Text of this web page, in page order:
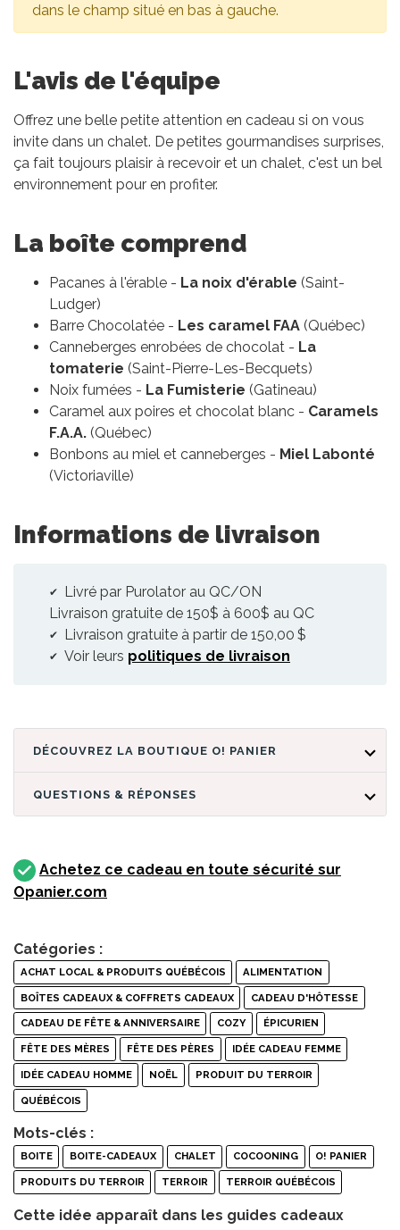
dans le champ situé en bas à gauche.
L'avis de l'équipe
Offrez une belle petite attention en cadeau si on vous
invite dans un chalet. De petites gourmandises surprises,
ça fait toujours plaisir à recevoir et un chalet, c'est un bel
environnement pour en profiter.
La boîte comprend
Pacanes à l'érable - La noix d'érable (Saint-
Ludger)
Barre Chocolatée - Les caramel FAA (Québec)
Canneberges enrobées de chocolat - La
tomaterie (Saint-Pierre-Les-Becquets)
Noix fumées - La Fumisterie (Gatineau)
Caramel aux poires et chocolat blanc - Caramels
F.A.A. (Québec)
Bonbons au miel et canneberges - Miel Labonté
(Victoriaville)
Informations de livraison
Livré par Purolator au QC/ON
Livraison gratuite de 150$ à 600$ au QC
Livraison gratuite à partir de 150,00 $
Voir leurs politiques de livraison
DÉCOUVREZ LA BOUTIQUE O! PANIER
QUESTIONS & RÉPONSES
Achetez ce cadeau en toute sécurité sur
Opanier.com
Catégories :
ACHAT LOCAL & PRODUITS QUÉBÉCOIS ALIMENTATION
BOÎTES CADEAUX & COFFRETS CADEAUX CADEAU D'HÔTESSE
CADEAU DE FÊTE & ANNIVERSAIRE COZY ÉPICURIEN
FÊTE DES MÈRES FÊTE DES PÈRES IDÉE CADEAU FEMME
IDÉE CADEAU HOMME NOËL PRODUIT DU TERROIR
QUÉBÉCOIS
Mots-clés :
BOITE BOITE-CADEAUX CHALET COCOONING O! PANIER
PRODUITS DU TERROIR TERROIR TERROIR QUÉBÉCOIS
Cette idée apparaît dans les guides cadeaux